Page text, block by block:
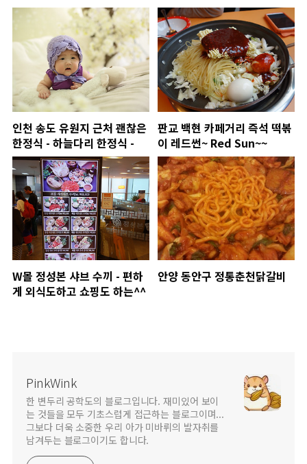
인천 송도 유원지 근처 괜찮은
한정식 - 하늘다리 한정식 -
판교 백현 카페거리 즉석 떡볶
이 레드썬~ Red Sun~~
W몰 정성본 샤브 수끼 - 편하
게 외식도하고 쇼핑도 하는^^
안양 동안구 정통춘천닭갈비
PinkWink
한 변두리 공학도의 블로그입니다. 재미있어 보이
는 것들을 모두 기초스럽게 접근하는 블로그이며...
그보다 더욱 소중한 우리 아가 미바뤼의 발자취를
남겨두는 블로그이기도 합니다.